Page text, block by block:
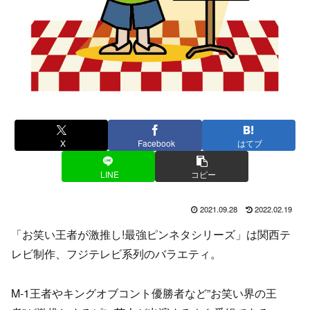
X Facebook はてブ
LINE コピー
2021.09.28 2022.02.19
「お笑い王者が激推し!最強ピンネタシリーズ」は関西テ
レビ制作、フジテレビ系列のバラエティ。
M-1王者やキングオブコント優勝者など”お笑い界の王